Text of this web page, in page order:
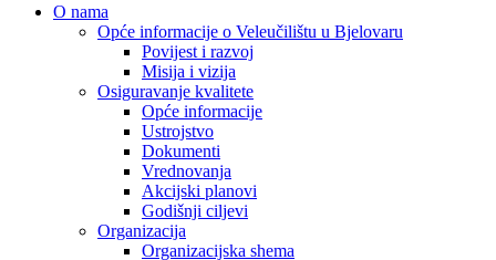
Close
O nama
Opće informacije o Veleučilištu u Bjelovaru
Povijest i razvoj
Misija i vizija
Osiguravanje kvalitete
Opće informacije
Ustrojstvo
Dokumenti
Vrednovanja
Akcijski planovi
Godišnji ciljevi
Organizacija
Organizacijska shema